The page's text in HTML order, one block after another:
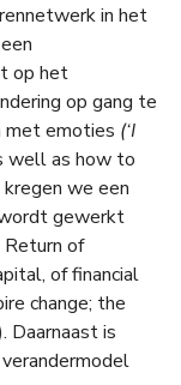
in het
op het
op gang te
met emoties (‘I
well as how to
we een
gewerkt
Return of
of financial
change; the
Daarnaast is